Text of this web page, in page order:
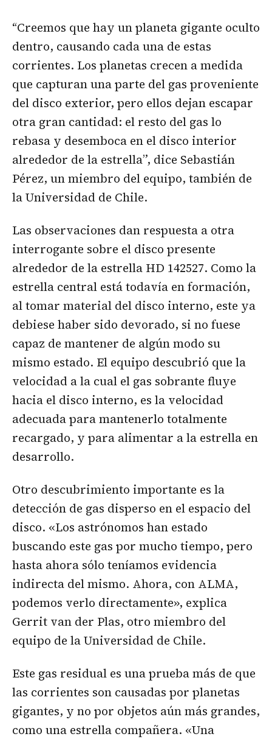
“Creemos que hay un planeta gigante oculto
dentro, causando cada una de estas
corrientes. Los planetas crecen a medida
que capturan una parte del gas proveniente
del disco exterior, pero ellos dejan escapar
otra gran cantidad: el resto del gas lo
rebasa y desemboca en el disco interior
alrededor de la estrella”, dice Sebastián
Pérez, un miembro del equipo, también de
la Universidad de Chile.
Las observaciones dan respuesta a otra
interrogante sobre el disco presente
alrededor de la estrella HD 142527. Como la
estrella central está todavía en formación,
al tomar material del disco interno, este ya
debiese haber sido devorado, si no fuese
capaz de mantener de algún modo su
mismo estado. El equipo descubrió que la
velocidad a la cual el gas sobrante fluye
hacia el disco interno, es la velocidad
adecuada para mantenerlo totalmente
recargado, y para alimentar a la estrella en
desarrollo.
Otro descubrimiento importante es la
detección de gas disperso en el espacio del
disco. «Los astrónomos han estado
buscando este gas por mucho tiempo, pero
hasta ahora sólo teníamos evidencia
indirecta del mismo. Ahora, con ALMA,
podemos verlo directamente», explica
Gerrit van der Plas, otro miembro del
equipo de la Universidad de Chile.
Este gas residual es una prueba más de que
las corrientes son causadas por planetas
gigantes, y no por objetos aún más grandes,
como una estrella compañera. «Una